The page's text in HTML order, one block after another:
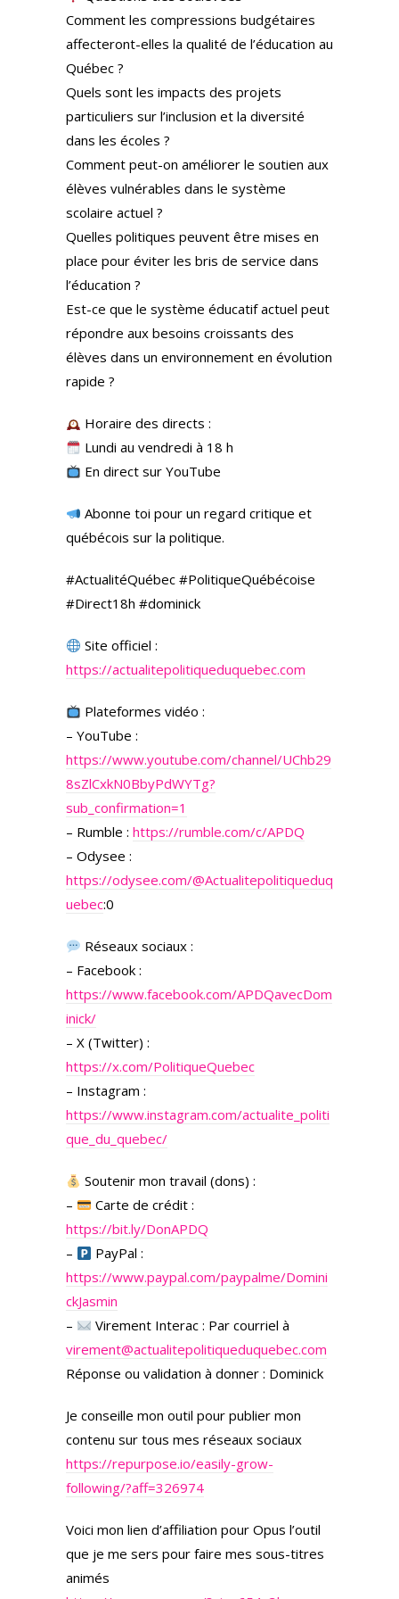
Comment les compressions budgétaires
affecteront-elles la qualité de l’éducation au
Québec ?
Quels sont les impacts des projets
particuliers sur l’inclusion et la diversité
dans les écoles ?
Comment peut-on améliorer le soutien aux
élèves vulnérables dans le système
scolaire actuel ?
Quelles politiques peuvent être mises en
place pour éviter les bris de service dans
l’éducation ?
Est-ce que le système éducatif actuel peut
répondre aux besoins croissants des
élèves dans un environnement en évolution
rapide ?
Horaire des directs :
Lundi au vendredi à 18 h
En direct sur YouTube
Abonne toi pour un regard critique et
québécois sur la politique.
#ActualitéQuébec #PolitiqueQuébécoise
#Direct18h #dominick
Site officiel :
https://actualitepolitiqueduquebec.com
Plateformes vidéo :
– YouTube :
https://www.youtube.com/channel/UChb29
8sZlCxkN0BbyPdWYTg?
sub_confirmation=1
– Rumble : https://rumble.com/c/APDQ
– Odysee :
https://odysee.com/@Actualitepolitiqueduq
uebec:0
Réseaux sociaux :
– Facebook :
https://www.facebook.com/APDQavecDom
inick/
– X (Twitter) :
https://x.com/PolitiqueQuebec
– Instagram :
https://www.instagram.com/actualite_politi
que_du_quebec/
Soutenir mon travail (dons) :
–
Carte de crédit :
https://bit.ly/DonAPDQ
–
PayPal :
https://www.paypal.com/paypalme/Domini
ckJasmin
–
Virement Interac : Par courriel à
virement@actualitepolitiqueduquebec.com
Réponse ou validation à donner : Dominick
Je conseille mon outil pour publier mon
contenu sur tous mes réseaux sociaux
https://repurpose.io/easily-grow-
following/?aff=326974
Voici mon lien d’affiliation pour Opus l’outil
que je me sers pour faire mes sous-titres
animés